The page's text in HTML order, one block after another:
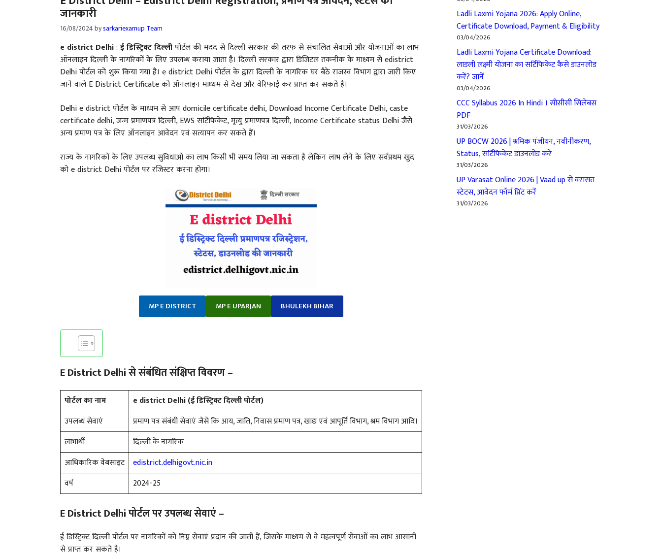
जानकारी
16/08/2024bysarkariexamup Team
e district Delhi: ई डिस्ट्रिक्ट दिल्लीपोर्टल की मदद से दिल्ली सरकार की तरफ से संचालित सेवाओं और योजनाओं का लाभ
ऑनलाइन दिल्ली के नागरिकों के लिए उपलब्ध कराया जाता है। दिल्ली सरकार द्वारा डिजिटल तकनीक के माध्यम से edistrict
Delhi पोर्टल को शुरू किया गया है। e district Delhi पोर्टल के द्वारा दिल्ली के नागरिक घर बैठे राजस्व विभाग द्वारा जारी किए
जाने वाले E District Certificate को ऑनलाइन माध्यम से देख और वेरिफाई कर प्राप्त कर सकते हैं।
Delhi e district पोर्टल के माध्यम से आप domicile certificate delhi, Download Income Certificate Delhi, caste
certificate delhi, जन्म प्रमाणपत्र दिल्ली, EWS सर्टिफिकेट, मृत्यु प्रमाणपत्र दिल्ली, Income Certificate status Delhi जैसे
अन्य प्रमाण पत्र के लिए ऑनलाइन आवेदन एवं सत्यापन कर सकते हैं।
राज्य के नागरिकों के लिए उपलब्ध सुविधाओं का लाभ किसी भी समय लिया जा सकता है लेकिन लाभ लेने के लिए सर्वप्रथम खुद
को e district Delhi पोर्टल पर रजिस्टर करना होगा।
MP E DISTRICT MP E UPARJAN BHULEKH BIHAR
E District Delhi से संबंधित संक्षिप्त विवरण –
पोर्टल का नाम
e district Delhi (ई डिस्ट्रिक्ट दिल्ली पोर्टल)
उपलब्ध सेवाएं
प्रमाण पत्र संबंधी सेवाएं जैसे कि आय, जाति, निवास प्रमाण पत्र, खाद्य एवं आपूर्ति विभाग, श्रम विभाग आदि।
लाभार्थी
दिल्ली के नागरिक
आधिकारिक वेबसाइट
edistrict.delhigovt.nic.in
वर्ष
2024-25
E District Delhi पोर्टल पर उपलब्ध सेवाएं –
ई डिस्ट्रिक्ट दिल्ली पोर्टल पर नागरिकों को निम्न सेवाएं प्रदान की जाती हैं, जिसके माध्यम से वे महत्वपूर्ण सेवाओं का लाभ आसानी
से प्राप्त कर सकते हैं।
Ladli Laxmi Yojana 2026: Apply Online,
Certificate Download, Payment & Eligibility
03/04/2026
Ladli Laxmi Yojana Certificate Download:
लाडली लक्ष्मी योजना का सर्टिफिकेट कैसे डाउनलोड
करें? जानें
03/04/2026
CCC Syllabus 2026 In Hindi । सीसीसी सिलेबस
PDF
31/03/2026
UP BOCW 2026 | श्रमिक पंजीयन, नवीनीकरण,
Status, सर्टिफिकेट डाउनलोड करें
31/03/2026
UP Varasat Online 2026 | Vaad up से वरासत
स्टेटस, आवेदन फॉर्म प्रिंट करें
31/03/2026